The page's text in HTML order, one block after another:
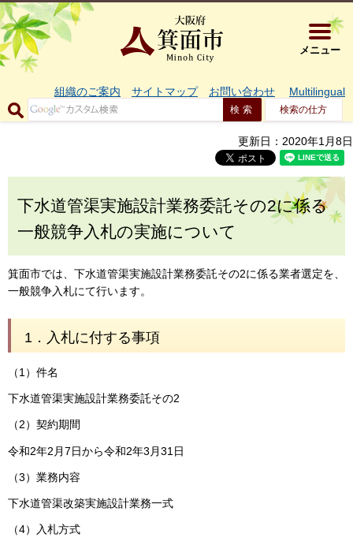
大阪府箕
メニュー
組織のご案内 サイトマップ お問い合わせ Multilingual
検索の仕方
更新日：2020年1月8日
下水道管渠実施設計業務委託その2に係る
一般競争入札の実施について
箕面市では、下水道管渠実施設計業務委託その2に係る業者選定を、
一般競争入札にて行います。
1．入札に付する事項
（1）件名
下水道管渠実施設計業務委託その2
（2）契約期間
令和2年2月7日から令和2年3月31日
（3）業務内容
下水道管渠改築実施設計業務一式
（4）入札方式